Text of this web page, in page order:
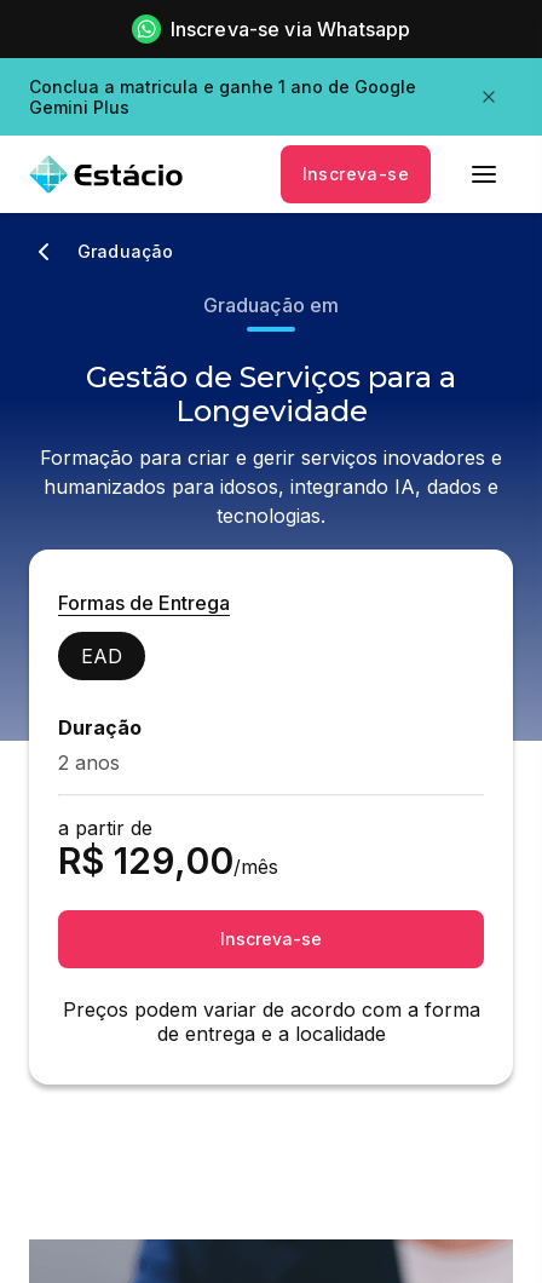
Inscreva-se via Whatsapp
Conclua a matricula e ganhe 1 ano de Google
Gemini Plus
Inscreva-se
Graduação
Graduação em
Gestão de Serviços para a
Longevidade
Formação para criar e gerir serviços inovadores e
humanizados para idosos, integrando IA, dados e
tecnologias.
Formas de Entrega
EAD
Duração
2 anos
a partir de
R$ 129,00/mês
Inscreva-se
Preços podem variar de acordo com a forma
de entrega e a localidade